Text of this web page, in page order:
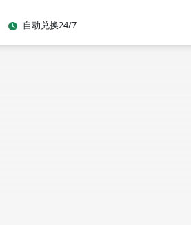
自动兑换24/7